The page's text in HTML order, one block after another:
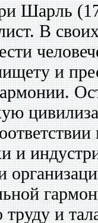
Шарль
В
и
и
труду и